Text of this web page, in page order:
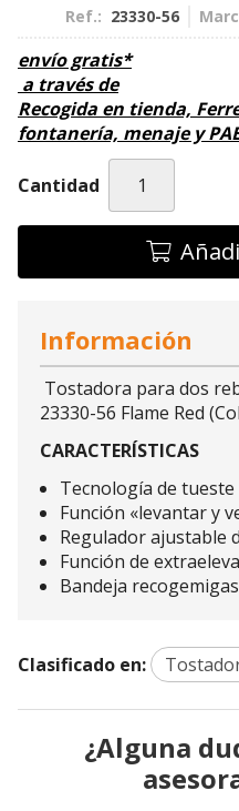
Ref.: 23330-56
envío gratis*
a través de
Recogida en tienda,
fontanería, menaje y
Cantidad
Información
Tostadora para dos
23330-56 Flame Red
CARACTERÍSTICAS
Tecnología de
Función «levantar y
Regulador ajustable
Función de
Bandeja
Clasificado en:
¿Alguna